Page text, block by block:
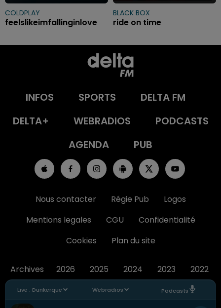
Live : Dunkerque Webradios Podcasts
COLDPLAY
feelslikeimfallinginlove
BLACK BOX
ride on time
INFOS SPORTS
DELTA FM
DELTA+
WEBRADIOS
PODCASTS
AGENDA
PUB
Nous contacter Régie Pub
Logos
Mentions legales
CGU
Confidentialité
Cookies
Plan du site
Archives 2026 2025 2024 2023 2022